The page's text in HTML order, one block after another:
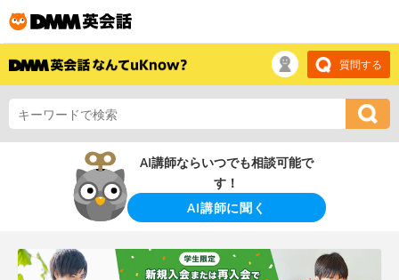
質問する
AI講師ならいつでも相談可能で
す！
AI講師に聞く